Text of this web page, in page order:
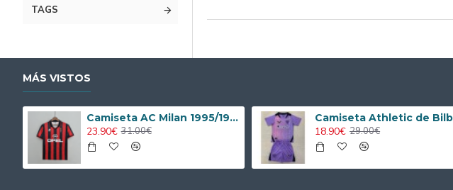
TAGS
MÁS VISTOS
Camiseta AC Milan 1995/1996 Local Retro
23.90€ 31.00€ 18.90€ 29.00€